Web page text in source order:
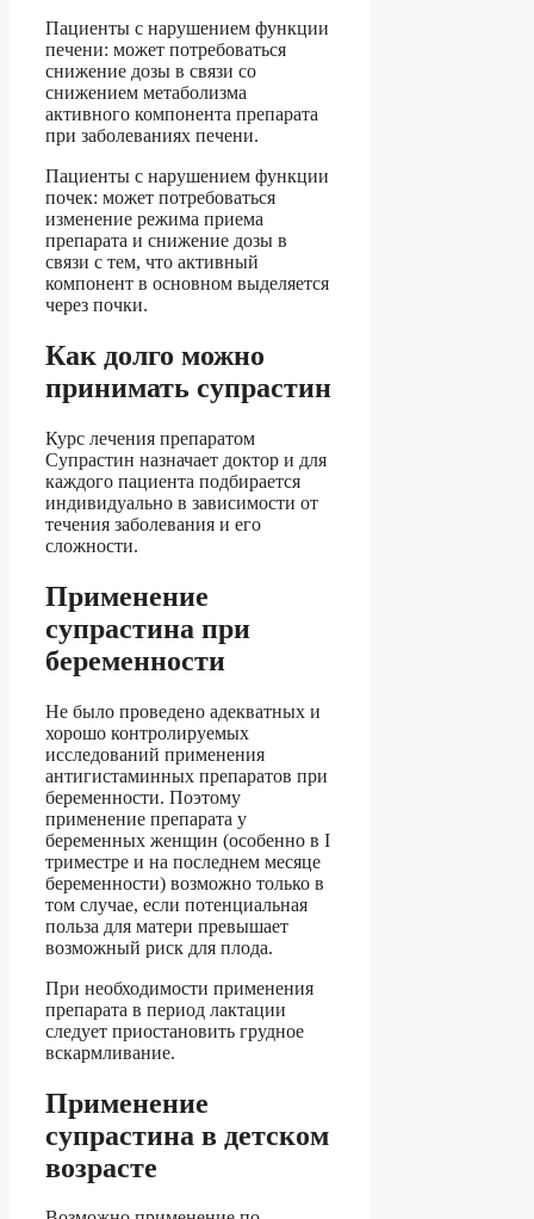
Пациенты с нарушением функции
печени: может потребоваться
снижение дозы в связи со
снижением метаболизма
активного компонента препарата
при заболеваниях печени.
Пациенты с нарушением функции
почек: может потребоваться
изменение режима приема
препарата и снижение дозы в
связи с тем, что активный
компонент в основном выделяется
через почки.
Как долго можно
принимать супрастин
Курс лечения препаратом
Супрастин назначает доктор и для
каждого пациента подбирается
индивидуально в зависимости от
течения заболевания и его
сложности.
Применение
супрастина при
беременности
Не было проведено адекватных и
хорошо контролируемых
исследований применения
антигистаминных препаратов при
беременности. Поэтому
применение препарата у
беременных женщин (особенно в I
триместре и на последнем месяце
беременности) возможно только в
том случае, если потенциальная
польза для матери превышает
возможный риск для плода.
При необходимости применения
препарата в период лактации
следует приостановить грудное
вскармливание.
Применение
супрастина в детском
возрасте